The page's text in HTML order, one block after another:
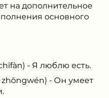
на дополнительное
основного
- Я люблю есть.
zhōngwén) - Он умеет